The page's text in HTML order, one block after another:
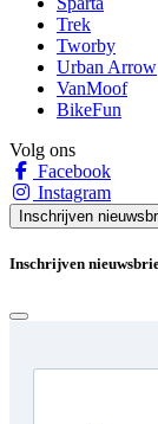
Trek
Tworby
Urban Arrow
VanMoof
BikeFun
Volg ons
Facebook
Instagram
Inschrijven
Inschrijven